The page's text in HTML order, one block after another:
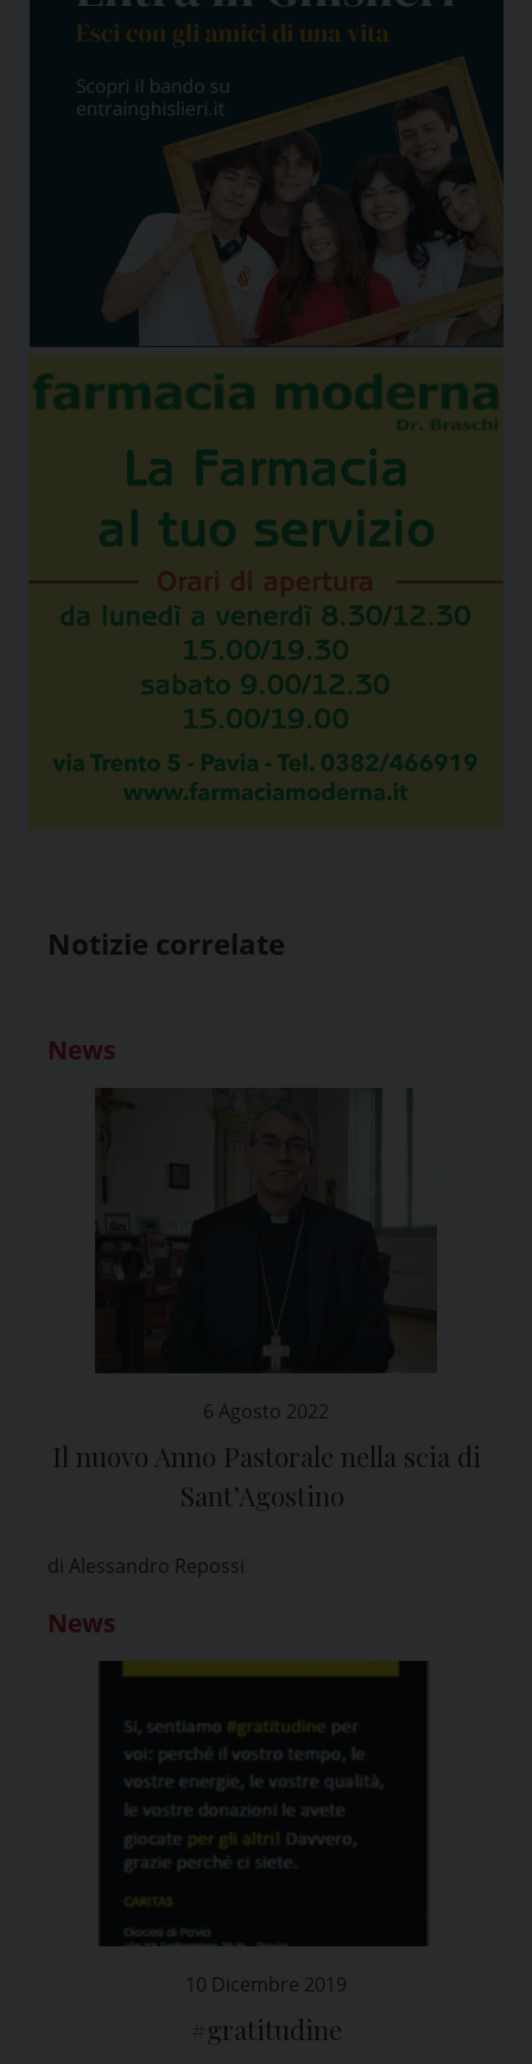
Notizie correlate
News
6 Agosto 2022
Il nuovo Anno Pastorale nella scia di
Sant’Agostino
di Alessandro Repossi
News
10 Dicembre 2019
#gratitudine